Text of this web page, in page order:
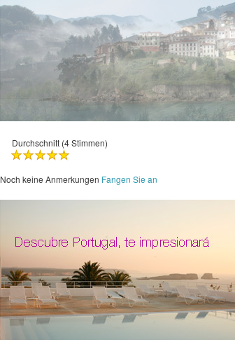
Durchschnitt (4 Stimmen)
Noch keine Anmerkungen Fangen Sie an